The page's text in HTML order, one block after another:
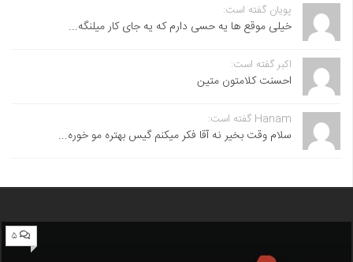
پویان گفته است:
خیلی موقع ها یه حسی دارم که یه جای کار میلنگه...
اکبر گفته است:
احسنت ‌کلامتون متین
Hanam گفته است:
سلام وقت بخیر نه آقا فکر میکنم گیس بهتره مو خوره...
۵